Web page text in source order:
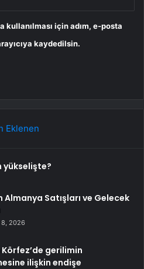
kullanılması için adım, e-posta
kaydedilsin.
Eklenen
yükselişte?
Almanya Satışları ve Gelecek
2026
Körfez’de gerilimin
ilişkin endişe